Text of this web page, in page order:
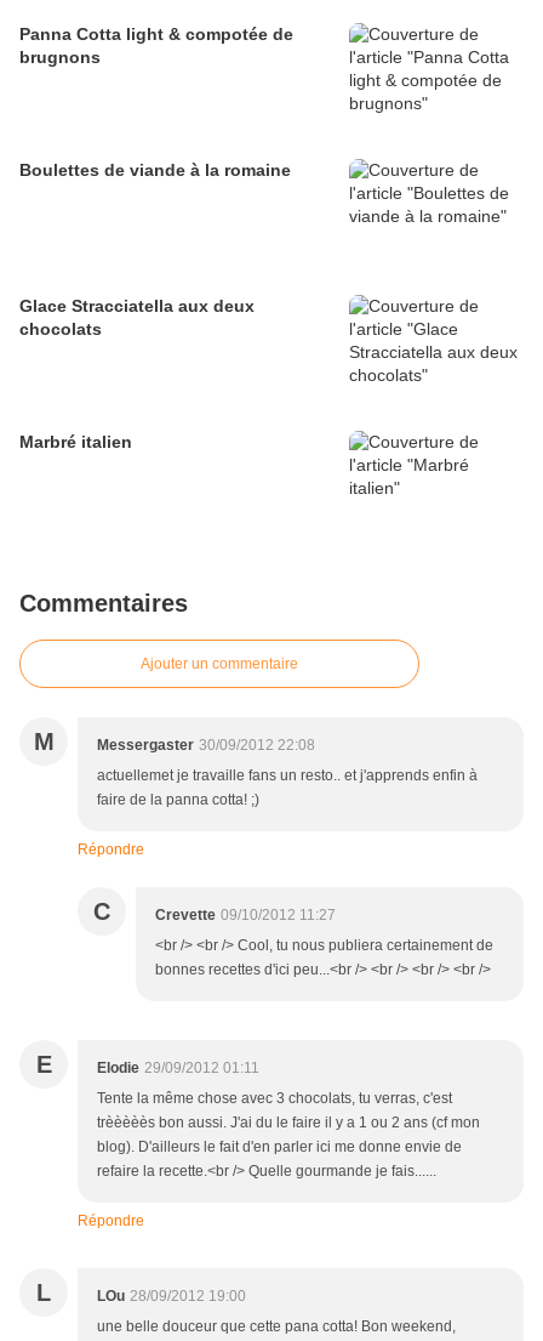
Panna Cotta light & compotée de
brugnons
Boulettes de viande à la romaine
Glace Stracciatella aux deux
chocolats
Marbré italien
Commentaires
Ajouter un commentaire
M Messergaster 30/09/2012 22:08
actuellemet je travaille fans un resto.. et j'apprends enfin à
faire de la panna cotta! ;)
Répondre
C Crevette 09/10/2012 11:27
<br /> <br /> Cool, tu nous publiera certainement de
bonnes recettes d'ici peu...<br /> <br /> <br /> <br />
E Elodie 29/09/2012 01:11
Tente la même chose avec 3 chocolats, tu verras, c'est
trèèèèès bon aussi. J'ai du le faire il y a 1 ou 2 ans (cf mon
blog). D'ailleurs le fait d'en parler ici me donne envie de
refaire la recette.<br /> Quelle gourmande je fais......
Répondre
L LOu 28/09/2012 19:00
une belle douceur que cette pana cotta! Bon weekend,